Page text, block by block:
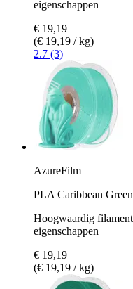
eigenschappen
€ 19,19
(€ 19,19 / kg)
2.7 (3)
AzureFilm
PLA Caribbean Green
Hoogwaardig
eigenschappen
€ 19,19
(€ 19,19 / kg)